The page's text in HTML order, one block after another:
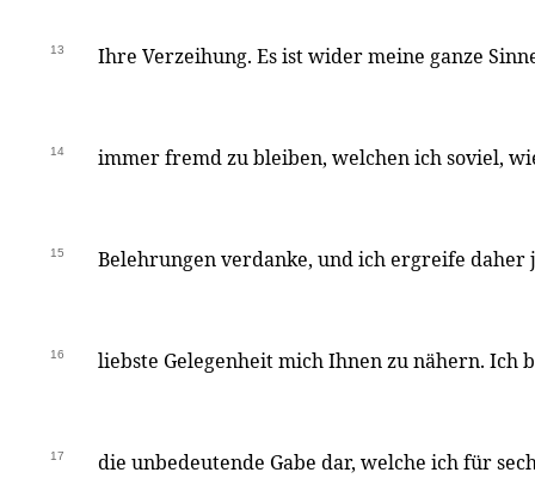
13 Ihre Verzeihung. Es ist wider meine ganze
14 immer fremd zu bleiben, welchen ich soviel,
15 Belehrungen verdanke, und ich ergreife daher
16 liebste Gelegenheit mich Ihnen zu nähern. Ich
17 die unbedeutende Gabe dar, welche ich für